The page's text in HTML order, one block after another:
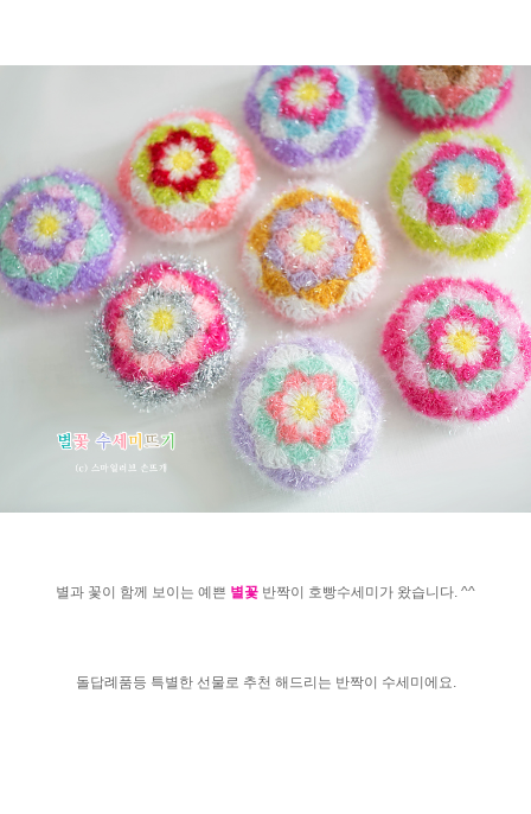
별과 꽃이 함께 보이는 예쁜 별꽃 반짝이 호빵수세미가 왔습니다. ^^
돌답례품등 특별한 선물로 추천 해드리는 반짝이 수세미에요.